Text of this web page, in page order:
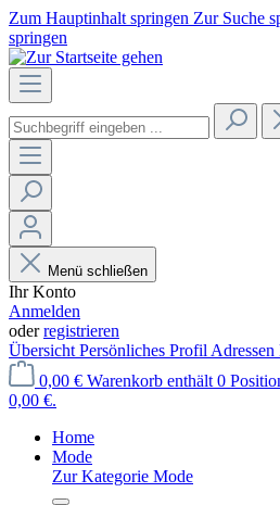
Zum Hauptinhalt springen Zur Suche
springen
Menü schließen
Ihr Konto
Anmelden
oderregistrieren
Übersicht Persönliches Profil Adressen
0,00 € Warenkorb enthält 0
0,00 €.
Home
Mode
Zur Kategorie Mode